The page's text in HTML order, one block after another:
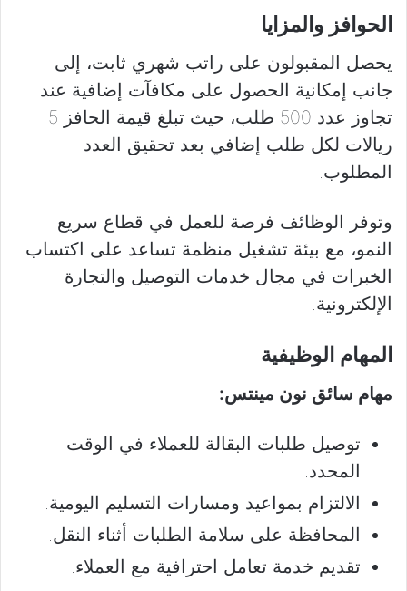
الحوافز والمزايا
يحصل المقبولون على راتب شهري ثابت، إلى
جانب إمكانية الحصول على مكافآت إضافية عند
تجاوز عدد 500 طلب، حيث تبلغ قيمة الحافز 5
ريالات لكل طلب إضافي بعد تحقيق العدد
المطلوب.
وتوفر الوظائف فرصة للعمل في قطاع سريع
النمو، مع بيئة تشغيل منظمة تساعد على اكتساب
الخبرات في مجال خدمات التوصيل والتجارة
الإلكترونية.
المهام الوظيفية
مهام سائق نون مينتس:
توصيل طلبات البقالة للعملاء في الوقت
المحدد.
الالتزام بمواعيد ومسارات التسليم اليومية.
المحافظة على سلامة الطلبات أثناء النقل.
تقديم خدمة تعامل احترافية مع العملاء.